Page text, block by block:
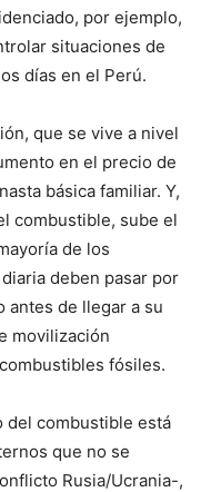
por ejemplo,
situaciones de
días en el Perú.
que se vive a nivel
en el precio de
básica familiar. Y,
combustible, sube el
de los
deben pasar por
antes de llegar a su
movilización
fósiles.
del combustible está
que no se
Rusia/Ucrania-,